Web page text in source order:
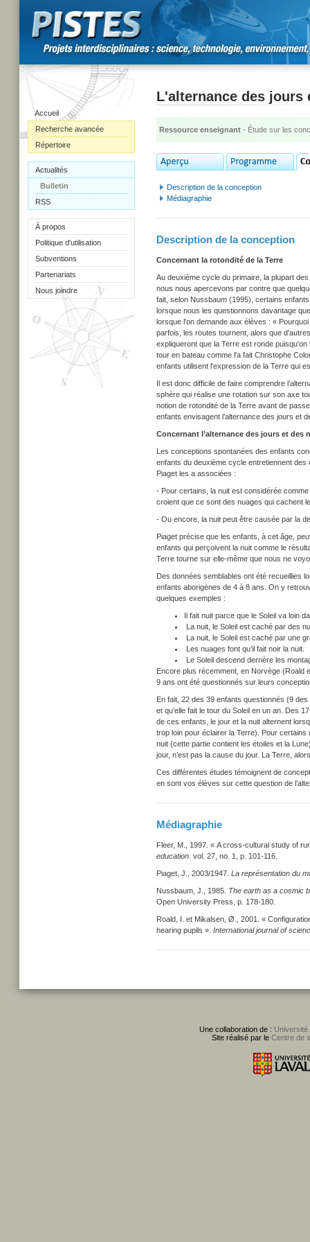
Accueil
Recherche avancée
Répertoire
Actualités
Bulletin
RSS
À propos
Politique d'utilisation
Subventions
Partenariats
Nous joindre
L'alternance des jours
Ressource enseignant - Étude sur les
Description de la conception
Médiagraphie
Description de la conception
Concernant la rotondité de la Terre
Au deuxième cycle du primaire, la plupart
nous nous apercevons par contre que
fait, selon Nussbaum (1995), certains
lorsque nous les questionnons davantage
lorsque l'on demande aux élèves : «
parfois, les routes tournent, alors que
expliqueront que la Terre est ronde
tour en bateau comme l'a fait Christophe
enfants utilisent l'expression de la Terre qui
Il est donc difficile de faire comprendre
sphère qui réalise une rotation sur son axe
notion de rotondité de la Terre avant de
enfants envisagent l’alternance des jours et
Concernant l’alternance des jours et des
Les conceptions spontanées des enfants
enfants du deuxième cycle entretiennent
Piaget les a associées :
- Pour certains, la nuit est considérée
croient que ce sont des nuages qui cachent
- Ou encore, la nuit peut être causée par la
Piaget précise que les enfants, à cet âge,
enfants qui perçoivent la nuit comme le
Terre tourne sur elle-même que nous ne
Des données semblables ont été recueillies
enfants aborigènes de 4 à 8 ans. On y
quelques exemples :
Il fait nuit parce que le Soleil va loin
La nuit, le Soleil est caché par des
La nuit, le Soleil est caché par une
Les nuages font qu’il fait noir la nuit.
Le Soleil descend derrière les
Encore plus récemment, en Norvège (Roald
9 ans ont été questionnés sur leurs
En fait, 22 des 39 enfants questionnés (9
et qu’elle fait le tour du Soleil en un an. Des
de ces enfants, le jour et la nuit alternent
trop loin pour éclairer la Terre). Pour
nuit (cette partie contient les étoiles et la
jour, n’est pas la cause du jour. La Terre,
Ces différentes études témoignent de
en sont vos élèves sur cette question de
Médiagraphie
Fleer, M., 1997. « A cross-cultural study of
education . vol. 27, no. 1, p. 101-116.
Piaget, J., 2003/1947. La représentation du
Nussbaum, J., 1985. The earth as a cosmic
Open University Press, p. 178-180.
Roald, I. et Mikalsen, Ø., 2001. «
hearing pupils ». International journal of
Une collaboration de : Université
Site réalisé par le Centre de